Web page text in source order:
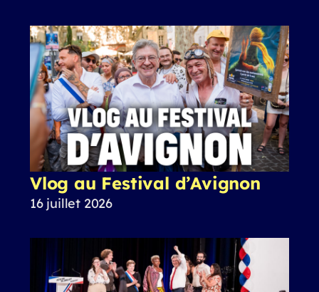
Vlog au Festival d’Avignon
16 juillet 2026